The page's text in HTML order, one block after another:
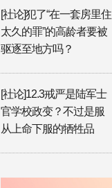
[社论]犯了“在一套房里住
太久的罪”的高龄者要被
驱逐至地方吗？
[社论]12.3戒严是陆军士
官学校政变？不过是服
从上命下服的牺牲品